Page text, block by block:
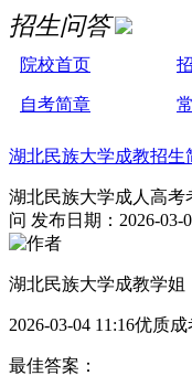
招生问答
院校首页
自考简章
湖北民族大学成教招
湖北民族大学成人高考
问 发布日期：2026-03-
湖北民族大学成教学姐
2026-03-04 11:16优质
最佳答案：